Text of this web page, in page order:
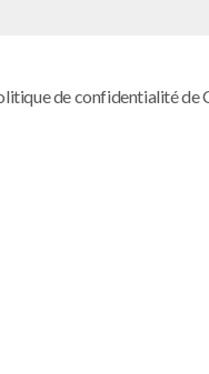
de confidentialité de